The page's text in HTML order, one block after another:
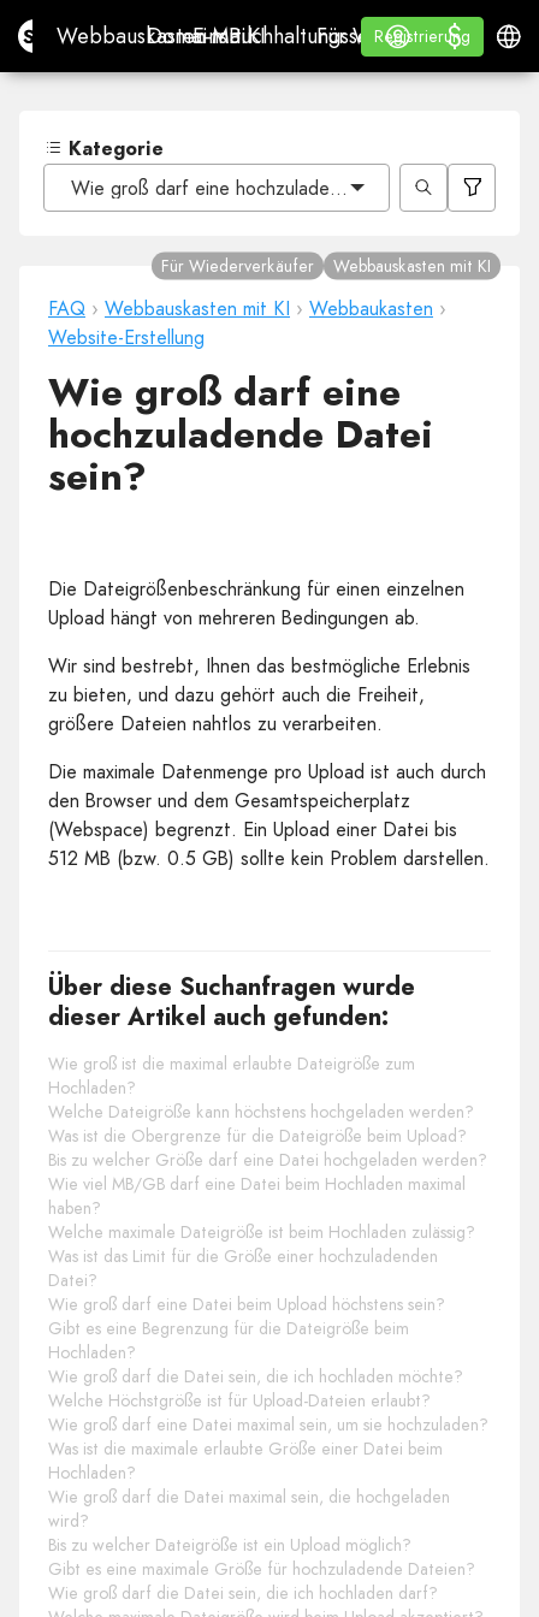
Site.proWebbauskasten mit KI
Webbauskasten mit KI
Domains
Domains
E-Mail
E-MailBuchhaltungssoftware
Buchhaltungssoftware
Für
Für Wiederverkäufer
WHITE LABEL
Lernen
Lernen
Registrierung
Registrierung
Anmelden
$
$
Kategorie
Wie groß darf eine hochzuladende Datei sein?
FAQ › Webbauskasten mit KI › Webbaukasten ›
Website-Erstellung
Für Wiederverkäufer Webbauskasten mit KI
Wie groß darf eine
hochzuladende Datei
sein?
Die Dateigrößenbeschränkung für einen einzelnen
Upload hängt von mehreren Bedingungen ab.
Wir sind bestrebt, Ihnen das bestmögliche Erlebnis
zu bieten, und dazu gehört auch die Freiheit,
größere Dateien nahtlos zu verarbeiten.
Die maximale Datenmenge pro Upload ist auch durch
den Browser und dem Gesamtspeicherplatz
(Webspace) begrenzt. Ein Upload einer Datei bis
512 MB (bzw. 0.5 GB) sollte kein Problem darstellen.
Über diese Suchanfragen wurde
dieser Artikel auch gefunden:
Wie groß ist die maximal erlaubte Dateigröße zum
Hochladen?
Welche Dateigröße kann höchstens hochgeladen werden?
Was ist die Obergrenze für die Dateigröße beim Upload?
Bis zu welcher Größe darf eine Datei hochgeladen werden?
Wie viel MB/GB darf eine Datei beim Hochladen maximal
haben?
Welche maximale Dateigröße ist beim Hochladen zulässig?
Was ist das Limit für die Größe einer hochzuladenden
Datei?
Wie groß darf eine Datei beim Upload höchstens sein?
Gibt es eine Begrenzung für die Dateigröße beim
Hochladen?
Wie groß darf die Datei sein, die ich hochladen möchte?
Welche Höchstgröße ist für Upload-Dateien erlaubt?
Wie groß darf eine Datei maximal sein, um sie hochzuladen?
Was ist die maximale erlaubte Größe einer Datei beim
Hochladen?
Wie groß darf die Datei maximal sein, die hochgeladen
wird?
Bis zu welcher Dateigröße ist ein Upload möglich?
Gibt es eine maximale Größe für hochzuladende Dateien?
Wie groß darf die Datei sein, die ich hochladen darf?